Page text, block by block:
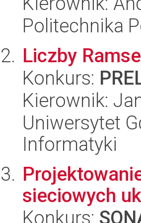
Politechnika
Liczby
Konkurs:
Kierownik:
Uniwersytet
Informatyki
sieciowych
Konkurs: